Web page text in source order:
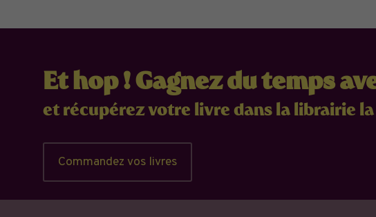
Et hop ! Gagnez du temps
et récupérez votre livre dans la librairie
Commandez vos livres